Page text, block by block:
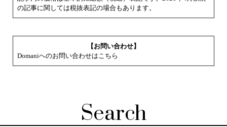
の記事に関しては税抜表記の場合もあります。
【お問い合わせ】
Domaniへのお問い合わせはこちら
Search